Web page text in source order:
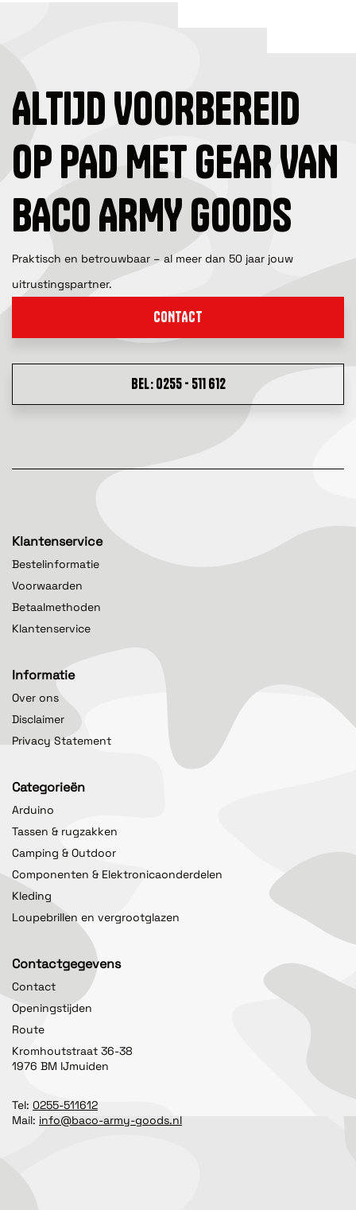
ALTIJD VOORBEREID
OP PAD MET GEAR VAN
BACO ARMY GOODS
Praktisch en betrouwbaar – al meer dan 50 jaar jouw
uitrustingspartner.
CONTACT
BEL: 0255 - 511 612
Klantenservice
Bestelinformatie
Voorwaarden
Betaalmethoden
Klantenservice
Informatie
Over ons
Disclaimer
Privacy Statement
Categorieën
Arduino
Tassen & rugzakken
Camping & Outdoor
Componenten & Elektronicaonderdelen
Kleding
Loupebrillen en vergrootglazen
Contactgegevens
Contact
Openingstijden
Route
Kromhoutstraat 36-38
1976 BM IJmuiden
Tel: 0255-511612
Mail: info@baco-army-goods.nl